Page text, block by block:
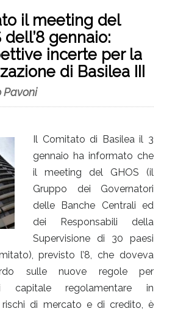
il meeting del
dell’8 gennaio:
incerte per la
di Basilea III
Pavoni
Il Comitato di Basilea il 3
gennaio ha informato che
il meeting del GHOS (il
Gruppo dei Governatori
delle Banche Centrali ed
dei Responsabili della
Supervisione di 30 paesi
previsto l’8, che doveva
sulle nuove regole per
capitale regolamentare in
di mercato e di credito, è